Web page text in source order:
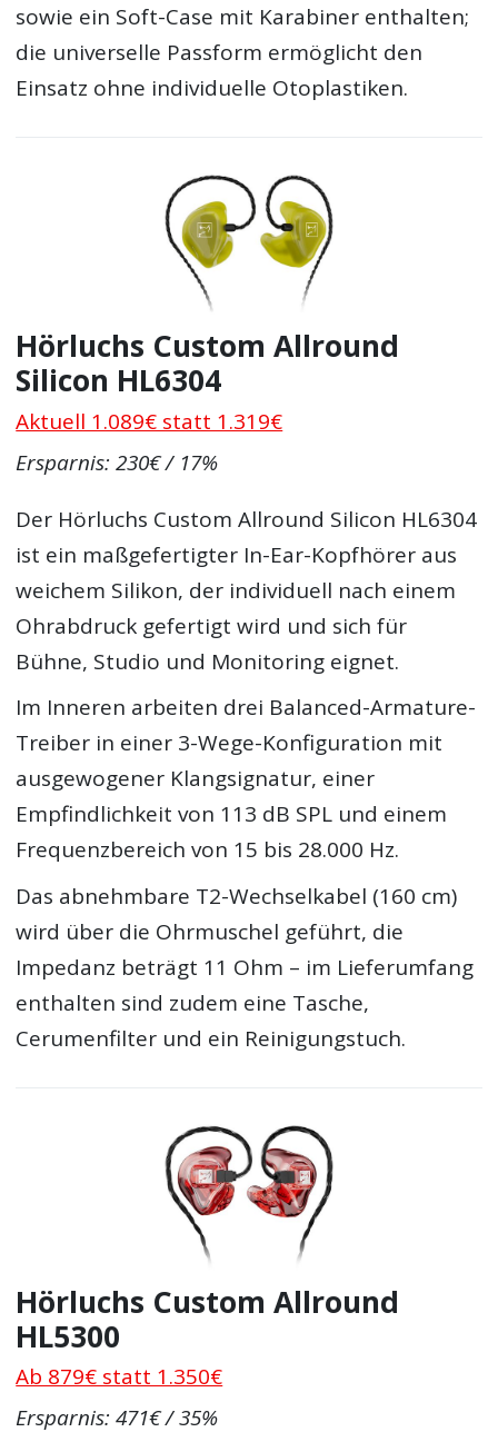
sowie ein Soft-Case mit Karabiner enthalten;
die universelle Passform ermöglicht den
Einsatz ohne individuelle Otoplastiken.
Hörluchs Custom Allround
Silicon HL6304
Aktuell 1.089€ statt 1.319€
Ersparnis: 230€ / 17%
Der Hörluchs Custom Allround Silicon HL6304
ist ein maßgefertigter In-Ear-Kopfhörer aus
weichem Silikon, der individuell nach einem
Ohrabdruck gefertigt wird und sich für
Bühne, Studio und Monitoring eignet.
Im Inneren arbeiten drei Balanced-Armature-
Treiber in einer 3-Wege-Konfiguration mit
ausgewogener Klangsignatur, einer
Empfindlichkeit von 113 dB SPL und einem
Frequenzbereich von 15 bis 28.000 Hz.
Das abnehmbare T2-Wechselkabel (160 cm)
wird über die Ohrmuschel geführt, die
Impedanz beträgt 11 Ohm – im Lieferumfang
enthalten sind zudem eine Tasche,
Cerumenfilter und ein Reinigungstuch.
Hörluchs Custom Allround
HL5300
Ab 879€ statt 1.350€
Ersparnis: 471€ / 35%